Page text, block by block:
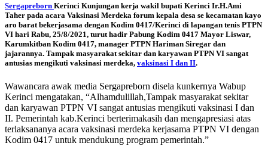
Sergapreborn Kerinci Kunjungan kerja wakil bupati Kerinci Ir.H.Ami
Taher pada acara Vaksinasi Merdeka forum kepala desa se kecamatan kayo
aro barat bekerjasama dengan Kodim 0417/Kerinci di lapangan tenis PTPN
VI hari Rabu, 25/8/2021, turut hadir Pabung Kodim 0417 Mayor Liswar,
Karumkitban Kodim 0417, manager PTPN Hariman Siregar dan
jajarannya. Tampak masyarakat sekitar dan karyawan PTPN VI sangat
antusias mengikuti vaksinasi merdeka, vaksinasi I dan II.
Wawancara awak media Sergapreborn disela kunkernya Wabup
Kerinci mengatakan, “Alhamdulillah,Tampak masyarakat sekitar
dan karyawan PTPN VI sangat antusias mengikuti vaksinasi I dan
II. Pemerintah kab.Kerinci berterimakasih dan mengapresiasi atas
terlaksananya acara vaksinasi merdeka kerjasama PTPN VI dengan
Kodim 0417 untuk mendukung program pemerintah.”